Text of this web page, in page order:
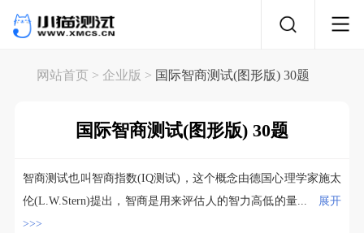
网站首页 > 企业版 > 国际智商测试(图形版) 30题
国际智商测试(图形版) 30题
智商测试也叫智商指数(IQ测试)，这个概念由德国心理学家施太
伦(L.W.Stern)提出，智商是用来评估人的智力高低的量...
展开
>>>